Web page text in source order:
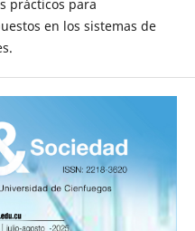
prácticos para
en los sistemas de